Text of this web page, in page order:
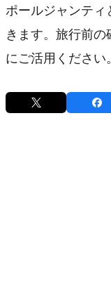
ポールジャンテ
きます。旅行前
にご活用ください。